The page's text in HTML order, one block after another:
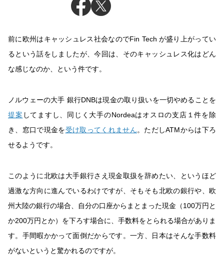
前に欧州はキャッシュレス社会なのでFin Tech が盛り上がってい
るという話をしましたが、今回は、そのキャッシュレス化はどん
な感じなのか、という件です。
ノルウェーの大手 銀行DNBは現金の取り扱いを一切やめることを
提案 してますし、同じく大手のNordeaはオスロの支店１件を除
き、窓口で現金を受け取ってくれません。ただしATMからは下ろ
せるようです。
このように北欧は大手銀行さえ現金取扱を辞めたい、というほど
過激な方向に進んでいるわけですが、そもそも北欧の銀行や、欧
州大陸の銀行の場合、自分の口座からまとまった現金（100万円と
か200万円とか）を下ろす場合に、手数料をとられる場合がありま
す。手間暇かかって面倒だからです。一方、日本はそんな手数料
がないというと驚かれるのですが。